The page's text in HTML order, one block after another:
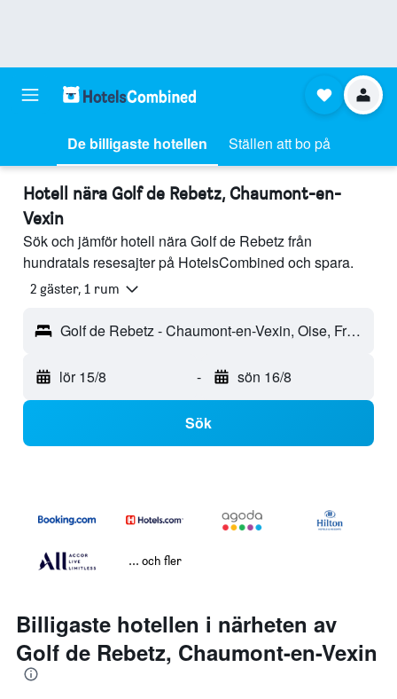
De billigaste hotellen Ställen att bo på
Hotell nära Golf de Rebetz, Chaumont-en-
Vexin
Sök och jämför hotell nära Golf de Rebetz från
hundratals resesajter på HotelsCombined och spara.
2 gäster, 1 rum
Golf de Rebetz - Chaumont-en-Vexin, Oise, Frankrike
lör 15/8 - sön 16/8
Sök
... och fler
Billigaste hotellen i närheten av
Golf de Rebetz, Chaumont-en-Vexin